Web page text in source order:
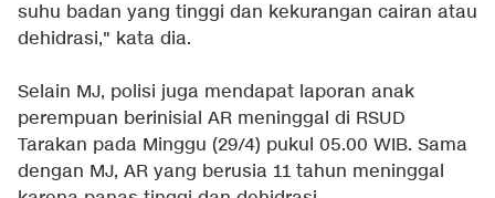
suhu badan yang tinggi dan kekurangan cairan atau
dehidrasi," kata dia.
Selain MJ, polisi juga mendapat laporan anak
perempuan berinisial AR meninggal di RSUD
Tarakan pada Minggu (29/4) pukul 05.00 WIB. Sama
dengan MJ, AR yang berusia 11 tahun meninggal